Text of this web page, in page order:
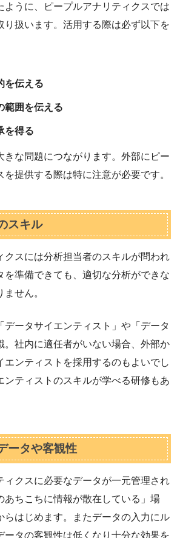
ように、ピープルアナリティクスでは
り扱います。活用する際は必ず以下を
を伝える
範囲を伝える
を得る
きな問題につながります。外部にピー
提供する際は特に注意が必要です。
スキル
クスには分析担当者のスキルが問われ
を準備できても、適切な分析ができな
せん。
データサイエンティスト」や「データ
。社内に適任者がいない場合、外部か
エンティストを採用するのもよいでし
ンティストのスキルが学べる研修もあ
ータや客観性
ィクスに必要なデータが一元管理され
あちこちに情報が散在している」場
らはじめます。またデータの入力にル
ータの客観性は低くなり十分な効果を